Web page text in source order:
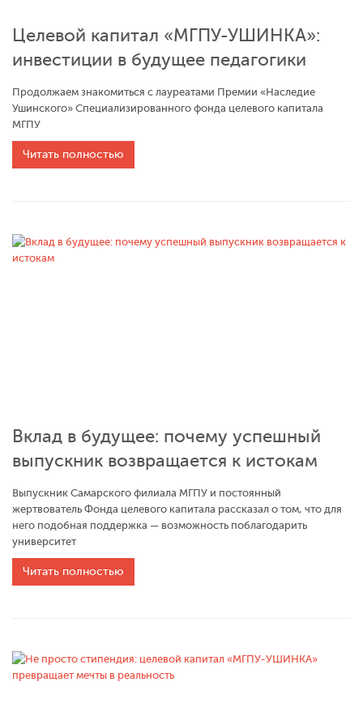
Целевой капитал «МГПУ-УШИНКА»:
инвестиции в будущее педагогики
Продолжаем знакомиться с лауреатами Премии «Наследие
Ушинского» Специализированного фонда целевого капитала
МГПУ
Читать полностью
Вклад в будущее: почему успешный
выпускник возвращается к истокам
Выпускник Самарского филиала МГПУ и постоянный
жертвователь Фонда целевого капитала рассказал о том, что для
него подобная поддержка — возможность поблагодарить
университет
Читать полностью